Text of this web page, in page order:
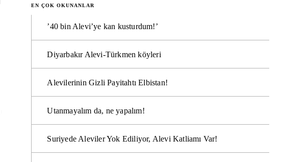
EN ÇOK OKUNANLAR
’40 bin Alevi’ye kan kusturdum!’
Diyarbakır Alevi-Türkmen köyleri
Alevilerinin Gizli Payitahtı Elbistan!
Utanmayalım da, ne yapalım!
Suriyede Aleviler Yok Ediliyor, Alevi Katliamı Var!